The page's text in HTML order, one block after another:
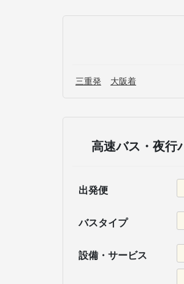
三重発 大阪着
高速バス・夜行
出発便
バスタイプ
設備・サービス